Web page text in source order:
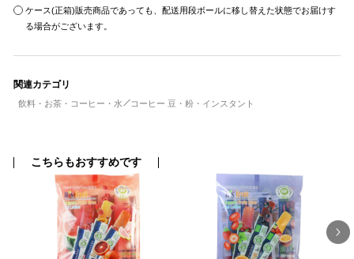
ケース(正箱)販売商品であっても、配送用段ボールに移し替えた状態でお届けす
る場合がございます。
関連カテゴリ
飲料・お茶・コーヒー・水 コーヒー 豆・粉・インスタント
こちらもおすすめです